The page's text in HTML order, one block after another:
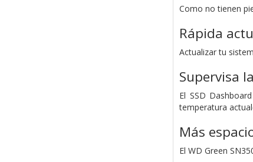
Como no tienen
Rápida
Actualizar tu
Supervisa
El SSD
temperatura
Más
El WD Green